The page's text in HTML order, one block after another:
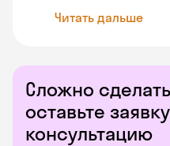
Читать дальше
Сложно
оставьте
консультацию